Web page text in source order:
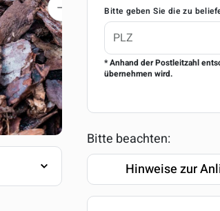
Bitte geben Sie die zu
* Anhand der Postleitzahl
übernehmen wird.
Bitte beachten:
Hinweise zur